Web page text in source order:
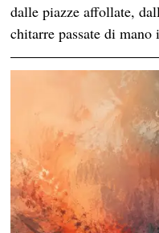
dalle piazze affollate,
chitarre passate di